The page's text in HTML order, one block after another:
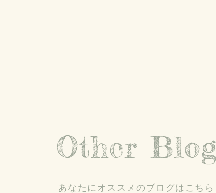
Other Blog
あなたにオススメのブログはこちら